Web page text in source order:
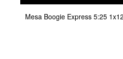
Mesa Boogie Express 5:25